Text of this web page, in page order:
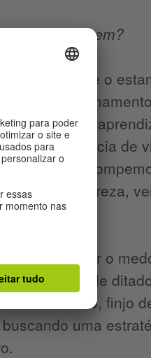
lo em coragem?
em que o
mesmo
um lugar de
experiência de
quando
a pobreza,
suplantar o
como naquele
do coveiro, finjo
uma